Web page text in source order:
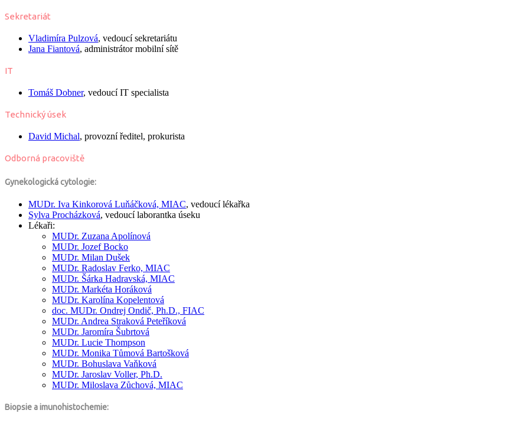
Sekretariát
Vladimíra Pulzová, vedoucí sekretariátu
Jana Fiantová, administrátor mobilní sítě
IT
Tomáš Dobner, vedoucí IT specialista
Technický úsek
David Michal, provozní ředitel, prokurista
Odborná pracoviště
Gynekologická cytologie:
MUDr. Iva Kinkorová Luňáčková, MIAC, vedoucí lékařka
Sylva Procházková, vedoucí laborantka úseku
Lékaři:
MUDr. Zuzana Apolínová
MUDr. Jozef Bocko
MUDr. Milan Dušek
MUDr. Radoslav Ferko, MIAC
MUDr. Šárka Hadravská, MIAC
MUDr. Markéta Horáková
MUDr. Karolína Kopelentová
doc. MUDr. Ondrej Ondič, Ph.D., FIAC
MUDr. Andrea Straková Peteříková
MUDr. Jaromíra Šubrtová
MUDr. Lucie Thompson
MUDr. Monika Tůmová Bartošková
MUDr. Bohuslava Vaňková
MUDr. Jaroslav Voller, Ph.D.
MUDr. Miloslava Zůchová, MIAC
Biopsie a imunohistochemie: